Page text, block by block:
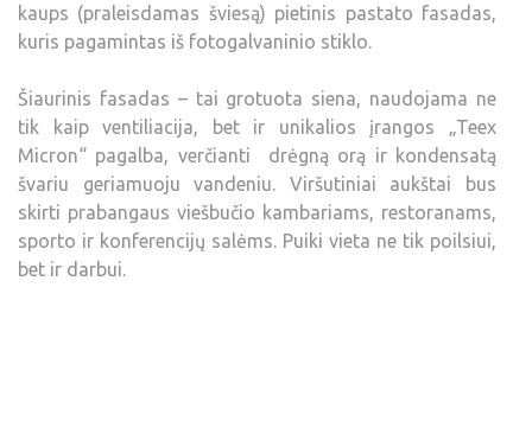
kaups (praleisdamas šviesą) pietinis pastato fasadas,
kuris pagamintas iš fotogalvaninio stiklo.
Šiaurinis fasadas – tai grotuota siena, naudojama ne
tik kaip ventiliacija, bet ir unikalios įrangos „Teex
Micron“ pagalba, verčianti drėgną orą ir kondensatą
švariu geriamuoju vandeniu. Viršutiniai aukštai bus
skirti prabangaus viešbučio kambariams, restoranams,
sporto ir konferencijų salėms. Puiki vieta ne tik poilsiui,
bet ir darbui.